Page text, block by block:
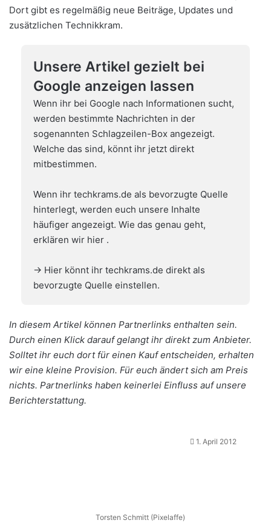
Dort gibt es regelmäßig neue Beiträge, Updates und
zusätzlichen Technikkram.
Unsere Artikel gezielt bei
Google anzeigen lassen
Wenn ihr bei Google nach Informationen sucht,
werden bestimmte Nachrichten in der
sogenannten Schlagzeilen-Box angezeigt.
Welche das sind, könnt ihr jetzt direkt
mitbestimmen.
Wenn ihr techkrams.de als bevorzugte Quelle
hinterlegt, werden euch unsere Inhalte
häufiger angezeigt. Wie das genau geht,
erklären wir hier .
→ Hier könnt ihr techkrams.de direkt als
bevorzugte Quelle einstellen.
In diesem Artikel können Partnerlinks enthalten sein.
Durch einen Klick darauf gelangt ihr direkt zum Anbieter.
Solltet ihr euch dort für einen Kauf entscheiden, erhalten
wir eine kleine Provision. Für euch ändert sich am Preis
nichts. Partnerlinks haben keinerlei Einfluss auf unsere
Berichterstattung.
Torsten Schmitt (Pixelaffe)
1. April 2012